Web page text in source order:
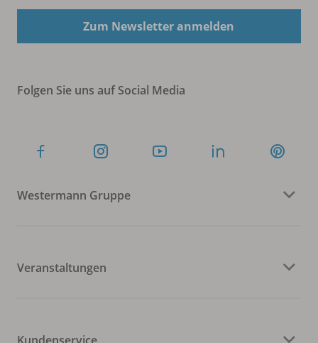
Zum Newsletter anmelden
Folgen Sie uns auf Social Media
Westermann Gruppe
Veranstaltungen
Kundenservice